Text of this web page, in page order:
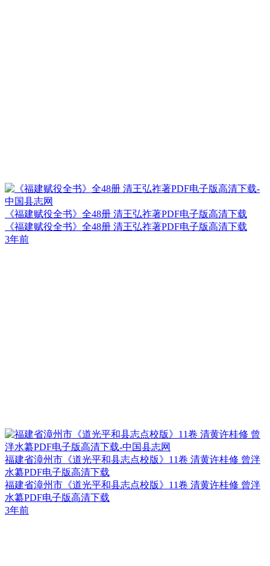
《福建赋役全书》全48册 清王弘祚著PDF电子版高清下载
《福建赋役全书》全48册 清王弘祚著PDF电子版高清下载
3年前
福建省漳州市《道光平和县志点校版》11卷 清黄许桂修 曾泮
水纂PDF电子版高清下载
福建省漳州市《道光平和县志点校版》11卷 清黄许桂修 曾泮
水纂PDF电子版高清下载
3年前